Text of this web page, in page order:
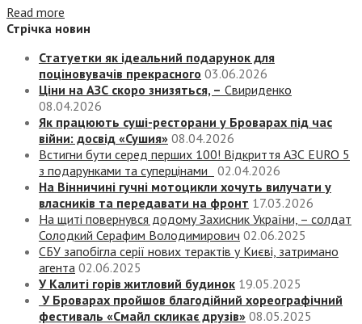
Read more
Стрічка новин
Статуетки як ідеальний подарунок для
поціновувачів прекрасного 03.06.2026
Ціни на АЗС скоро знизяться, – Свириденко
08.04.2026
Як працюють суші-ресторани у Броварах під час
війни: досвід «Сушия» 08.04.2026
Встигни бути серед перших 100! Відкриття АЗС EURO 5
з подарунками та суперцінами
02.04.2026
На Вінничині гучні мотоцикли хочуть вилучати у
власників та передавати на фронт 17.03.2026
На щиті повернувся додому Захисник України, – солдат
Солодкий Серафим Володимирович 02.06.2025
СБУ запобігла серії нових терактів у Києві, затримано
агента 02.06.2025
У Калиті горів житловий будинок 19.05.2025
У Броварах пройшов благодійний хореографічний
фестиваль «Смайл скликає друзів» 08.05.2025